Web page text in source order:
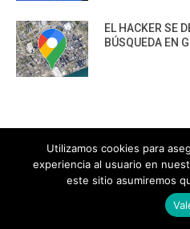
EL HACKER SE
BÚSQUEDA EN
EL MALWARE
SESIONES
Utilizamos cookies para
experiencia al usuario en
este sitio asumiremos